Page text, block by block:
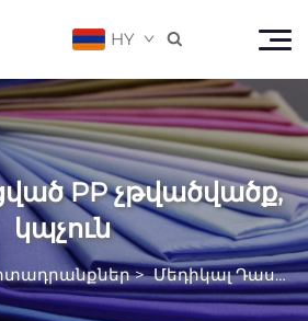
HY 
PP չթվածվածք,
կպչուն
>Մեդիկալ Դասի Անվինտ Տվյալ